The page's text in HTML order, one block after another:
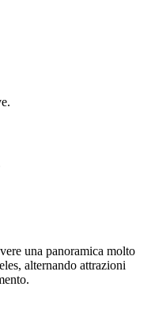
una panoramica molto
alternando attrazioni